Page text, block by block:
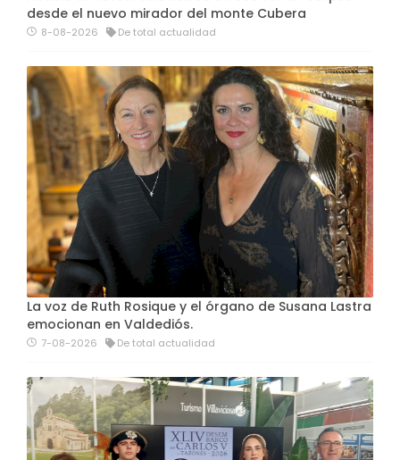
desde el nuevo mirador del monte Cubera
8-08-2026 De total actualidad
La voz de Ruth Rosique y el órgano de Susana Lastra
emocionan en Valdediós.
7-08-2026 De total actualidad